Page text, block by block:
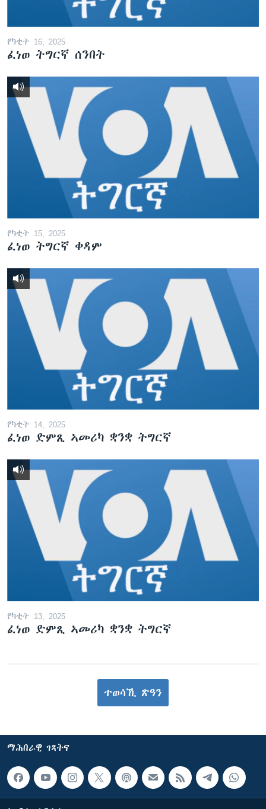
የካቲት 16, 2025
ፈነወ ትግርኛ ሰንበት
የካቲት 15, 2025
ፈነወ ትግርኛ ቀዳም
የካቲት 14, 2025
ፈነወ ድምጺ ኣመሪካ ቋንቋ ትግርኛ
የካቲት 13, 2025
ፈነወ ድምጺ ኣመሪካ ቋንቋ ትግርኛ
ተወሳኺ ጽዓን
ማሕበራዊ ገጻትና